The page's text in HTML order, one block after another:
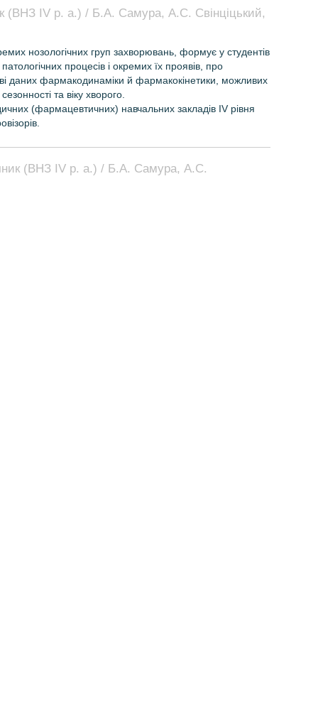
(ВНЗ IV р. а.) / Б.А. Самура, А.С. Свінціцький,
нозологічних груп захворювань, формує у студентів
процесів і окремих їх проявів, про
даних фармакодинаміки й фармакокінетики, можливих
та віку хворого.
(фармацевтичних) навчальних закладів IV рівня
(ВНЗ IV р. а.) / Б.А. Самура, А.С.